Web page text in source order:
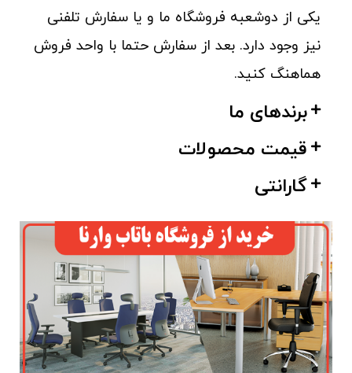
یکی از دوشعبه فروشگاه ما و یا سفارش تلفنی
نیز وجود دارد. بعد از سفارش حتما با واحد فروش
هماهنگ کنید.
برندهای ما
قیمت محصولات
گارانتی